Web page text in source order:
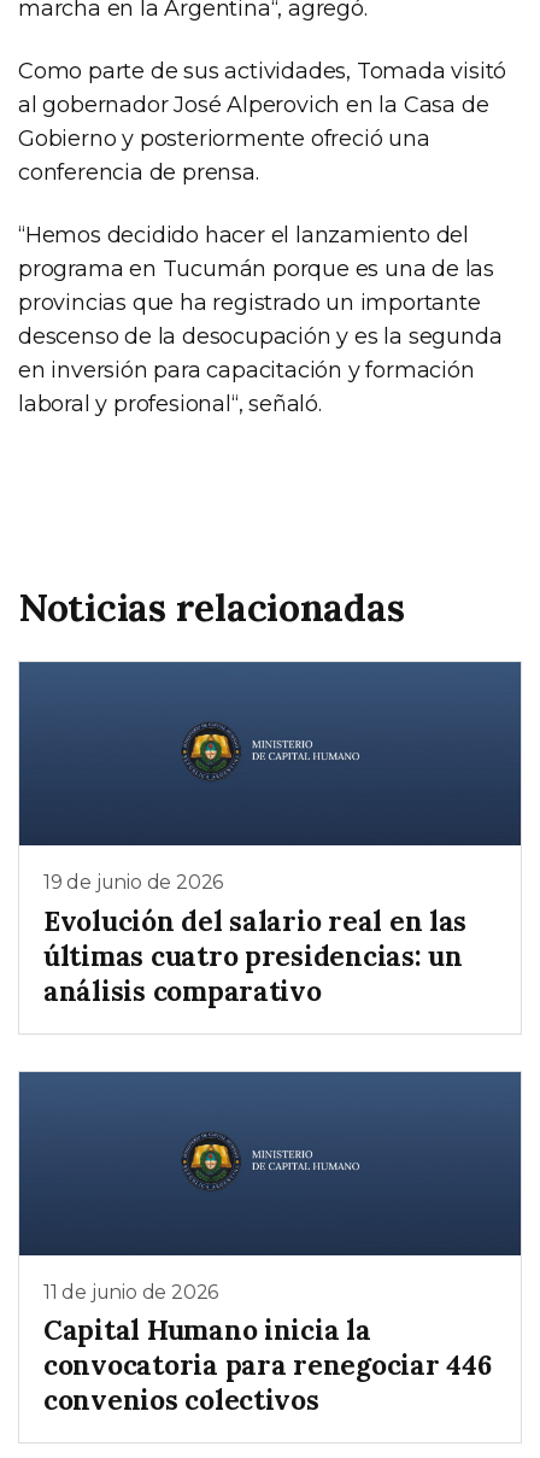
marcha en la Argentina“, agregó.
Como parte de sus actividades, Tomada visitó
al gobernador José Alperovich en la Casa de
Gobierno y posteriormente ofreció una
conferencia de prensa.
“Hemos decidido hacer el lanzamiento del
programa en Tucumán porque es una de las
provincias que ha registrado un importante
descenso de la desocupación y es la segunda
en inversión para capacitación y formación
laboral y profesional“, señaló.
Noticias relacionadas
19 de junio de 2026
Evolución del salario real en las
últimas cuatro presidencias: un
análisis comparativo
11 de junio de 2026
Capital Humano inicia la
convocatoria para renegociar 446
convenios colectivos